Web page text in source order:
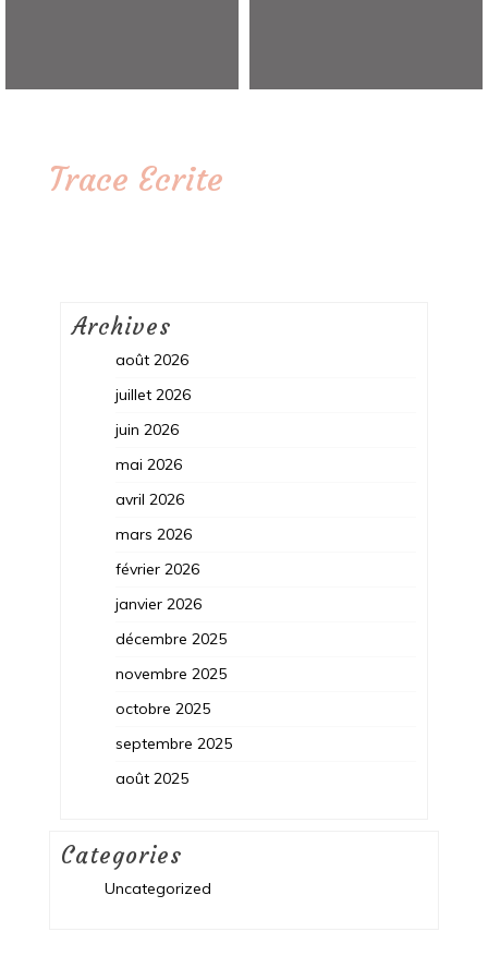
Trace Ecrite
Archives
août 2026
juillet 2026
juin 2026
mai 2026
avril 2026
mars 2026
février 2026
janvier 2026
décembre 2025
novembre 2025
octobre 2025
septembre 2025
août 2025
Categories
Uncategorized